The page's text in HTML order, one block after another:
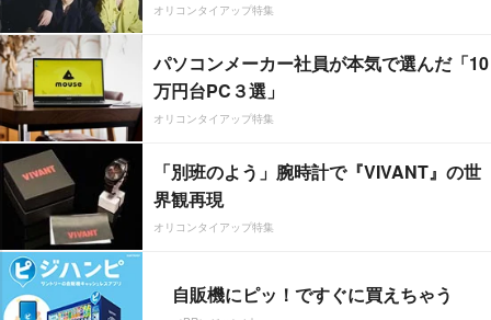
オリコンタイアップ特集
パソコンメーカー社員が本気で選んだ「10
万円台PC３選」
オリコンタイアップ特集
「別班のよう」腕時計で『VIVANT』の世
界観再現
オリコンタイアップ特集
自販機にピッ！ですぐに買えちゃう